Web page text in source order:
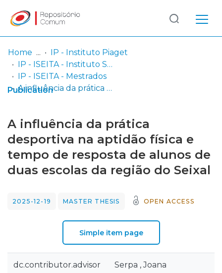
Communities
& Collections
Statistics
Log
In
(current)
Home
IP - Instituto Piaget
IP - ISEITA - Instituto Superior de Estudos Interculturais e Transdisciplinares de Almada
IP - ISEITA - Mestrados
A influência da prática desportiva na aptidão física e tempo de resposta de alunos de duas escolas da região do Seixal
Publication
A influência da prática
desportiva na aptidão física e
tempo de resposta de alunos de
duas escolas da região do Seixal
2025-12-19 MASTER THESIS OPEN ACCESS
Simple item page
dc.contributor.advisor Serpa , Joana